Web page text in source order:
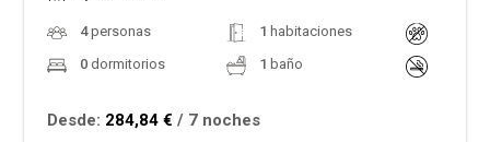
4personas 1 habitaciones
0dormitorios 1 baño
Desde: 284,84 € / 7 noches